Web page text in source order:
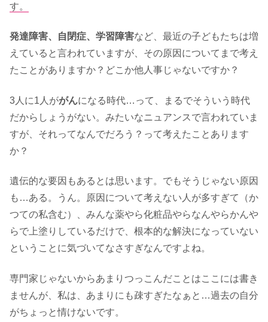
す。
発達障害、自閉症、学習障害など、最近の子どもたちは増
えていると言われていますが、その原因についてまで考え
たことがありますか？どこか他人事じゃないですか？
3人に1人ががんになる時代…って、まるでそういう時代
だからしょうがない。みたいなニュアンスで言われていま
すが、それってなんでだろう？って考えたことあります
か？
遺伝的な要因もあるとは思います。でもそうじゃない原因
も…ある。うん。原因について考えない人が多すぎて（か
つての私含む）、みんな薬やら化粧品やらなんやらかんや
らで上塗りしているだけで、根本的な解決になっていない
ということに気づいてなさすぎなんですよね。
専門家じゃないからあまりつっこんだことはここには書き
ませんが、私は、あまりにも疎すぎたなぁと…過去の自分
がちょっと情けないです。